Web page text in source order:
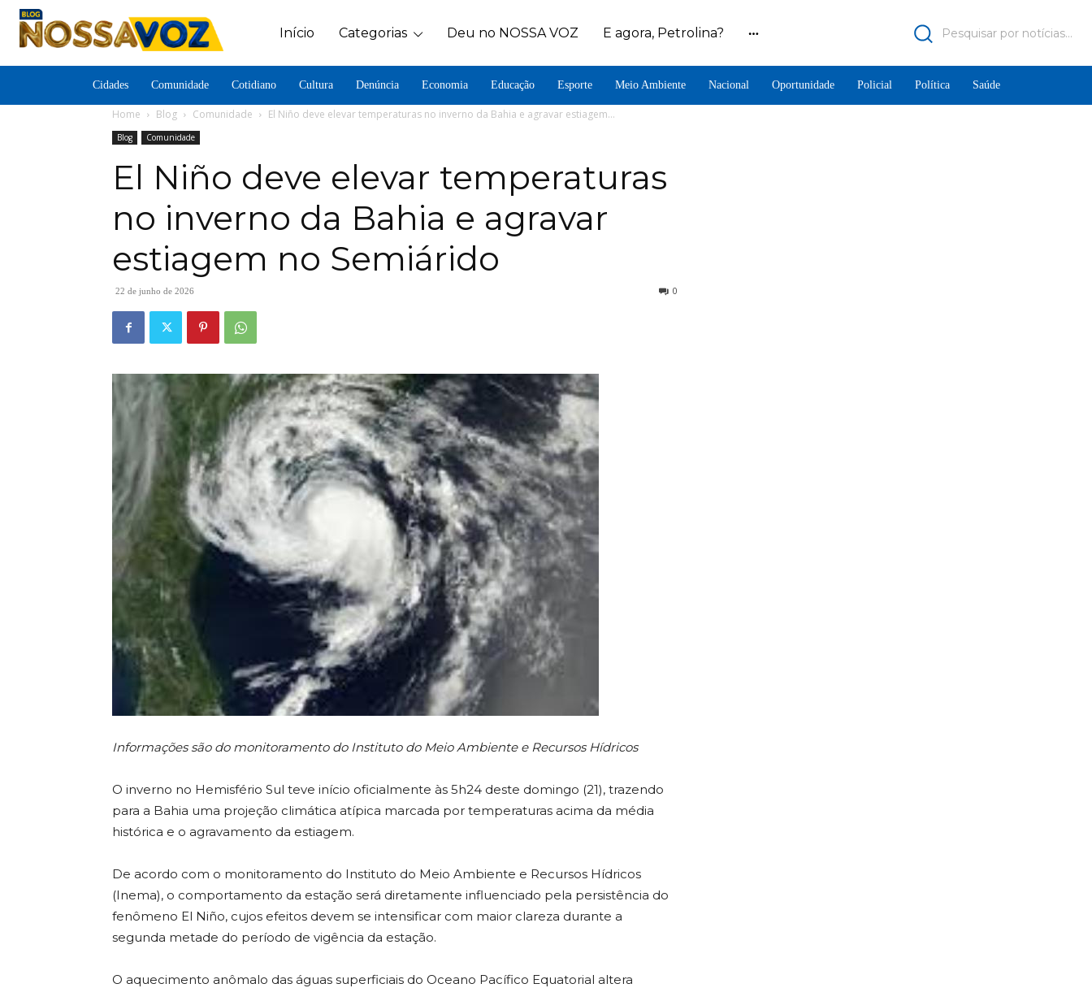
Início Categorias Deu no NOSSA VOZ E agora, Petrolina? Pesquisar por notícias...
Cidades Comunidade Cotidiano Cultura Denúncia Economia Educação Esporte Meio Ambiente Nacional Oportunidade Policial Política Saúde
Home Blog Comunidade El Niño deve elevar temperaturas no inverno da Bahia e agravar estiagem...
Blog Comunidade
El Niño deve elevar temperaturas
no inverno da Bahia e agravar
estiagem no Semiárido
22 de junho de 2026 0
Informações são do monitoramento do Instituto do Meio Ambiente e Recursos Hídricos
O inverno no Hemisfério Sul teve início oficialmente às 5h24 deste domingo (21), trazendo
para a Bahia uma projeção climática atípica marcada por temperaturas acima da média
histórica e o agravamento da estiagem.
De acordo com o monitoramento do Instituto do Meio Ambiente e Recursos Hídricos
(Inema), o comportamento da estação será diretamente influenciado pela persistência do
fenômeno El Niño, cujos efeitos devem se intensificar com maior clareza durante a
segunda metade do período de vigência da estação.
O aquecimento anômalo das águas superficiais do Oceano Pacífico Equatorial altera